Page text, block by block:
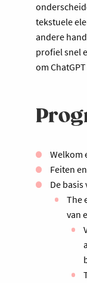
tekstuele
andere
profiel snel
om
Welkom
Feiten
De
The
van